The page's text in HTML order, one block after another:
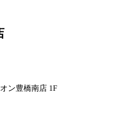
ン豊橋南店 1F